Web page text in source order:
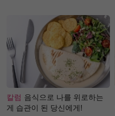
칼럼 음식으로 나를 위로하는
게 습관이 된 당신에게!